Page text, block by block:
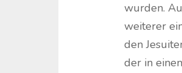
wurden.
weiterer
den
der in